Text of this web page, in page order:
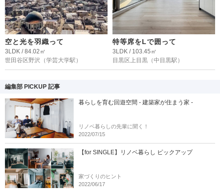
空と光を羽織って
3LDK / 84.02㎡
世田谷区野沢 （学芸大学駅）
特等席をLで囲って
3LDK / 103.45㎡
目黒区上目黒 （中目黒駅）
編集部 PICKUP 記事
暮らしを育む回遊空間 - 建築家が住まう家 -
リノベ暮らしの先輩に聞く！
2022/07/15
【for SINGLE】リノベ暮らし ピックアップ
家づくりのヒント
2022/06/17